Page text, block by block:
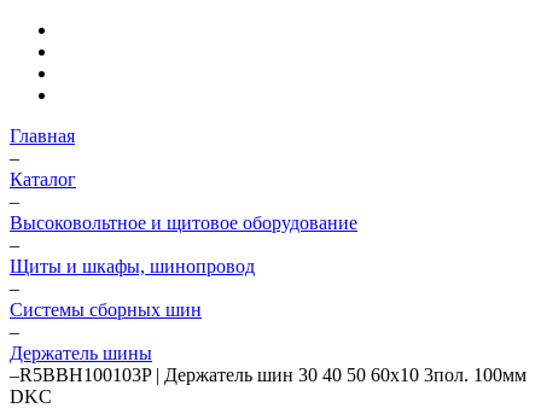
Главная
–
Каталог
–
Высоковольтное и щитовое оборудование
–
Щиты и шкафы, шинопровод
–
Системы сборных шин
–
Держатель шины
–R5BBH100103P | Держатель шин 30 40 50 60х10 3пол. 100мм
DKC